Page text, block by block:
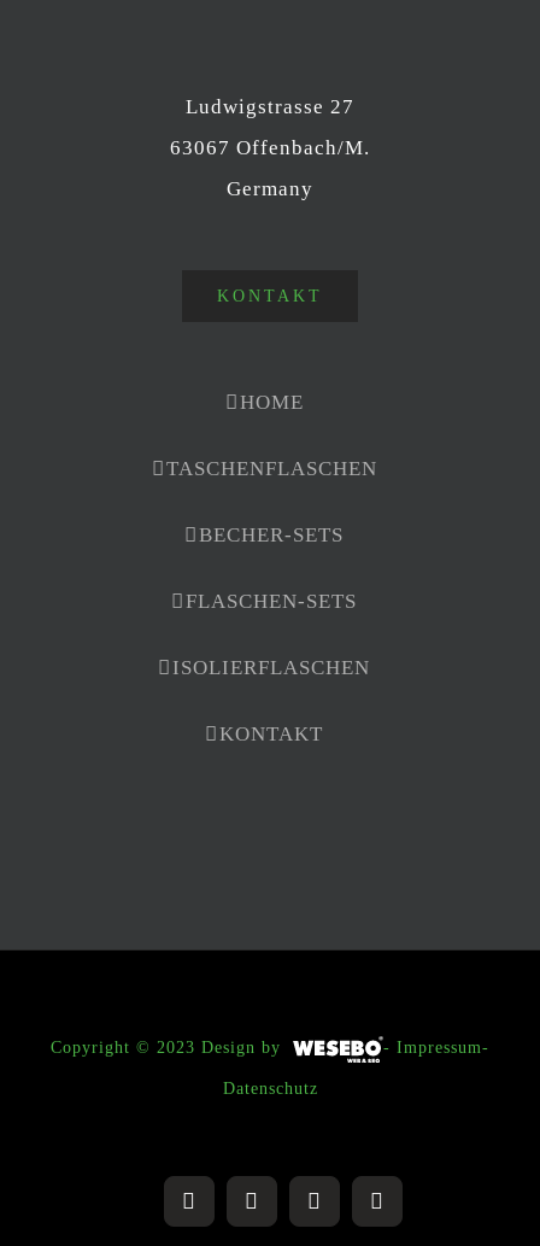
Ludwigstrasse 27
63067 Offenbach/M.
Germany
KONTAKT
HOME
TASCHENFLASCHEN
BECHER-SETS
FLASCHEN-SETS
ISOLIERFLASCHEN
KONTAKT
Copyright © 2023 Design by - Impressum-
Datenschutz
X YouTubeFacebookPinterest